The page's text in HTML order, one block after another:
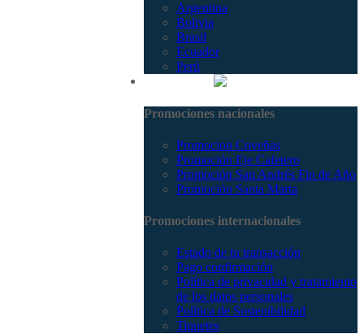
Argentina
Bolivia
Brasil
Ecuador
Perú
Promociones nacionales
Promocion Coveñas
Promoción Eje Cafetero
Promoción San Andrés Fin de Año
Promoción Santa Marta
Promociones internacionales
Estado de tu transacción
Pago confirmación
Política de privacidad y tratamiento
de los datos personales
Política de Sostenibilidad
Tiquetes